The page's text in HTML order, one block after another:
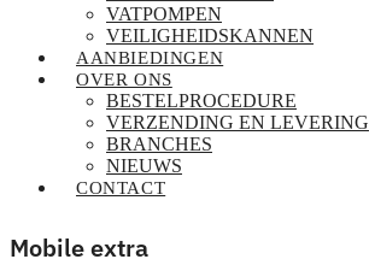
VATPOMPEN
VEILIGHEIDSKANNEN
AANBIEDINGEN
OVER ONS
BESTELPROCEDURE
VERZENDING EN LEVERING
BRANCHES
NIEUWS
CONTACT
Mobile extra